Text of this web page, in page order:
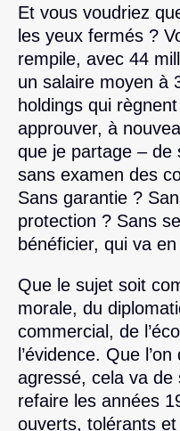
Et vous voudriez
les yeux fermés ?
rempile, avec 44
un salaire moyen à
holdings qui
approuver, à
que je partage – de
sans examen des
Sans garantie ?
protection ? Sans
bénéficier, qui va
Que le sujet soit
morale, du
commercial, de
l’évidence. Que
agressé, cela va de
refaire les années
ouverts, tolérants